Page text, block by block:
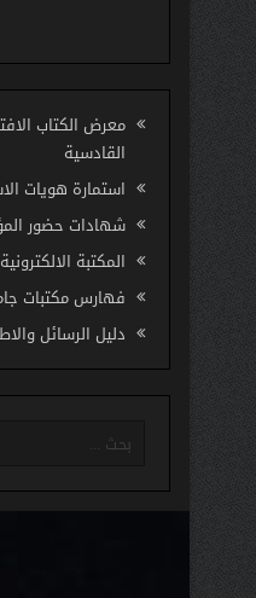
معرض الكتاب
القادسية
استمارة هويات
شهادات حضور
المكتبة الالكترونية
فهارس مكتبات
دليل الرسائل